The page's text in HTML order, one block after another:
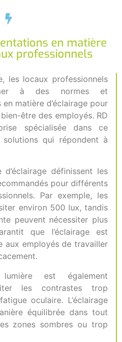
en matière
professionnels
les locaux professionnels
à des normes et
matière d’éclairage pour
être des employés. RD
spécialisée dans ce
qui répondent à
définissent les
pour différents
Par exemple, les
environ 500 lux, tandis
peuvent nécessiter plus
que l’éclairage est
aux employés de travailler
est également
les contrastes trop
oculaire. L’éclairage
équilibrée dans tout
zones sombres ou trop